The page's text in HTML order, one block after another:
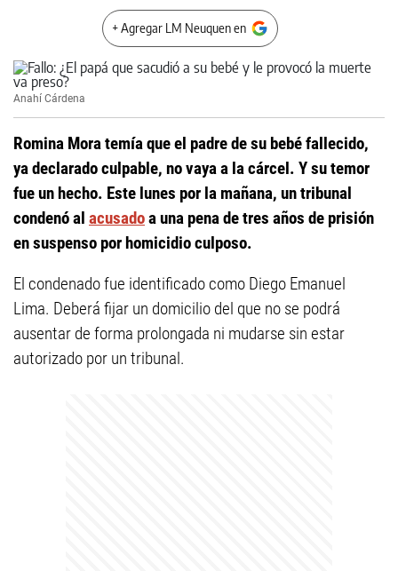
+ Agregar LM Neuquen en
Anahí Cárdena
Romina Mora temía que el padre de su bebé fallecido,
ya declarado culpable, no vaya a la cárcel. Y su temor
fue un hecho. Este lunes por la mañana, un tribunal
condenó al acusadoa una pena de tres años de prisión
en suspenso por homicidio culposo.
El condenado fue identificado como Diego Emanuel
Lima. Deberá fijar un domicilio del que no se podrá
ausentar de forma prolongada ni mudarse sin estar
autorizado por un tribunal.